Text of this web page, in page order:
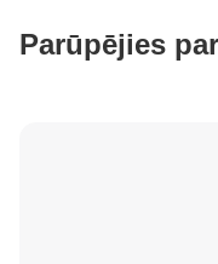
Parūpējies